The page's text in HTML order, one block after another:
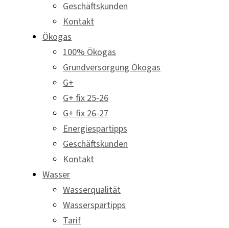
Geschäftskunden
Kontakt
Ökogas
100% Ökogas
Grundversorgung Ökogas
G+
G+ fix 25-26
G+ fix 26-27
Energiespartipps
Geschäftskunden
Kontakt
Wasser
Wasserqualität
Wasserspartipps
Tarif